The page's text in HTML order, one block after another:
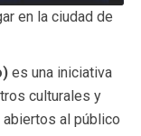
en la ciudad de
es una iniciativa
culturales y
al público